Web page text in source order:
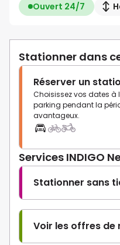
Ouvert 24/7
Stationner dans
Réserver un
Choisissez vos dates à
parking pendant la
avantageux.
Services INDIGO
Stationner sans
Voir les offres de